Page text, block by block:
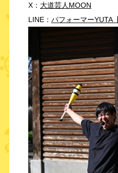
X： 大道芸人MOON
LINE： パフォーマーYUTA